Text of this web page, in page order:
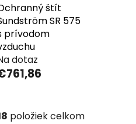
štít
SR 575
prívodom
dotaz
položiek celkom